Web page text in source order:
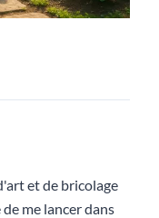
et de bricolage
me lancer dans